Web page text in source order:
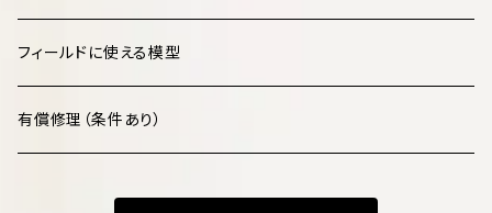
鳥類 Aves
爬虫類 Reptilia
フィールドに使える模型
有償修理（条件あり）